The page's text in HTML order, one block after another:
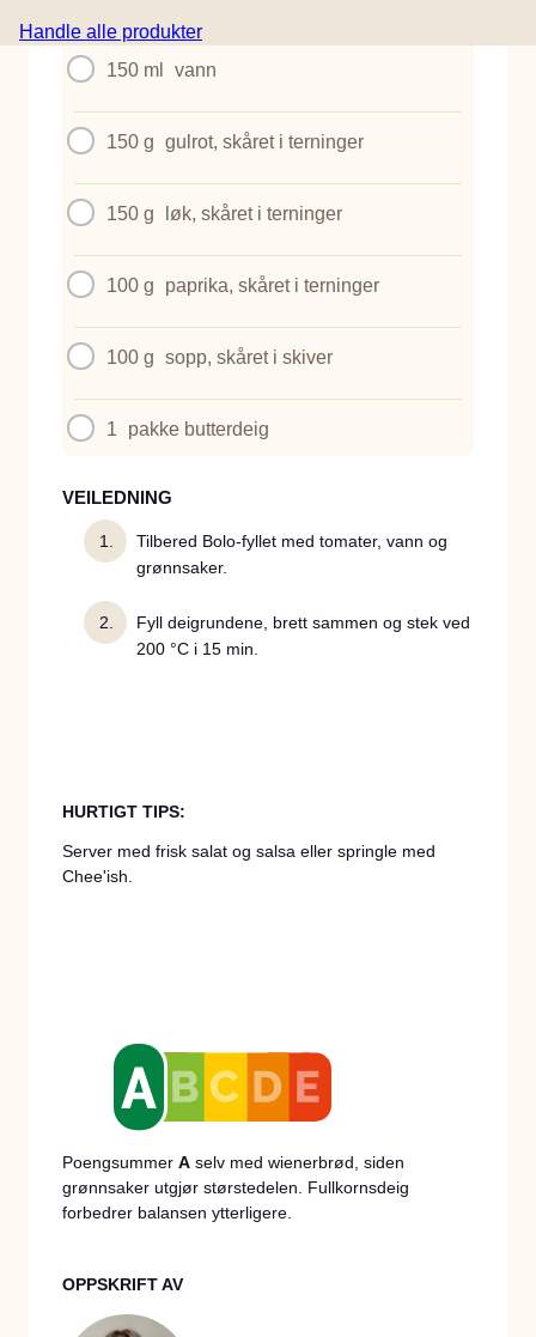
Handle alle produkter
150 ml vann
150 g gulrot, skåret i terninger
150 g løk, skåret i terninger
100 g paprika, skåret i terninger
100 g sopp, skåret i skiver
1 pakke butterdeig
VEILEDNING
Tilbered Bolo-fyllet med tomater, vann og
grønnsaker.
Fyll deigrundene, brett sammen og stek ved
200 °C i 15 min.
HURTIGT TIPS:
Server med frisk salat og salsa eller springle med
Chee'ish.
Poengsummer A selv med wienerbrød, siden
grønnsaker utgjør størstedelen. Fullkornsdeig
forbedrer balansen ytterligere.
OPPSKRIFT AV